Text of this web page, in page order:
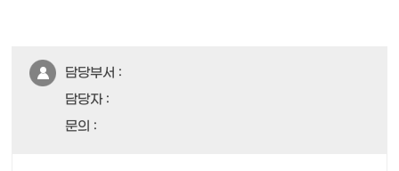
담당부서 :
담당자 :
문의 :